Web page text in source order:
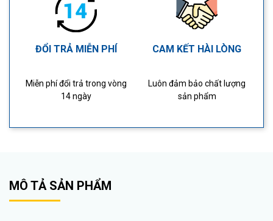
ĐỔI TRẢ MIỄN PHÍ
Miễn phí đổi trả trong vòng
14 ngày
CAM KẾT HÀI LÒNG
Luôn đảm bảo chất lượng
sản phẩm
MÔ TẢ SẢN PHẨM